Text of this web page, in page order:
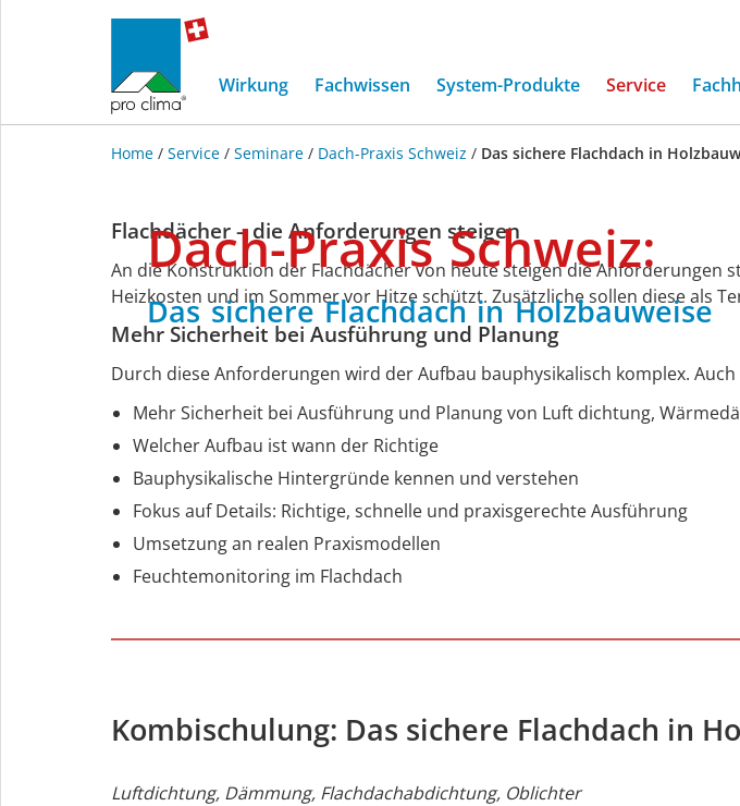
Wirkung Fachwissen System-Produkte Service
Home / Service / Seminare / Dach-Praxis Schweiz / Das sichere Flachdach in
Schulungsevent:
Das
sichere
Flachdach
in
Holzbauweise
Dach-Praxis Schweiz:
Das sichere Flachdach in Holzbauweise
Flachdächer – die Anforderungen steigen
An die Konstruktion der Flachdächer von heute steigen die Anforderungen
Heizkosten und im Sommer vor Hitze schützt. Zusätzliche sollen diese als
Mehr Sicherheit bei Ausführung und Planung
Durch diese Anforderungen wird der Aufbau bauphysikalisch komplex.
Mehr Sicherheit bei Ausführung und Planung von Luft dichtung,
Welcher Aufbau ist wann der Richtige
Bauphysikalische Hintergründe kennen und verstehen
Fokus auf Details: Richtige, schnelle und praxisgerechte Ausführung
Umsetzung an realen Praxismodellen
Feuchtemonitoring im Flachdach
Kombischulung: Das sichere Flachdach in
Luftdichtung, Dämmung, Flachdachabdichtung, Oblichter